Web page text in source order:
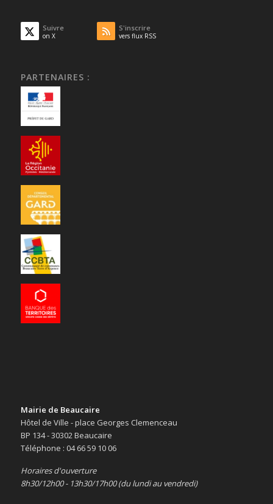
Suivre
on X
S'inscrire
vers flux RSS
PARTENAIRES :
Mairie de Beaucaire
Hôtel de Ville - place Georges Clemenceau
BP 134 - 30302 Beaucaire
Téléphone : 04 66 59 10 06
Horaires d'ouverture
8h30/12h00 - 13h30/17h00 (du lundi au vendredi)